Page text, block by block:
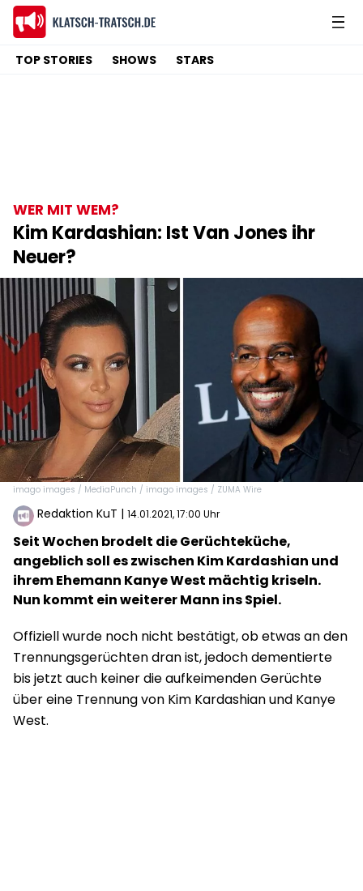
TOP STORIES SHOWS STARS
WER MIT WEM?
Kim Kardashian: Ist Van Jones ihr
Neuer?
imago images / MediaPunch / imago images / ZUMA Wire
Redaktion KuT | 14.01.2021, 17:00 Uhr
Seit Wochen brodelt die Gerüchteküche,
angeblich soll es zwischen Kim Kardashian und
ihrem Ehemann Kanye West mächtig kriseln.
Nun kommt ein weiterer Mann ins Spiel.
Offiziell wurde noch nicht bestätigt, ob etwas an den
Trennungsgerüchten dran ist, jedoch dementierte
bis jetzt auch keiner die aufkeimenden Gerüchte
über eine Trennung von Kim Kardashian und Kanye
West.